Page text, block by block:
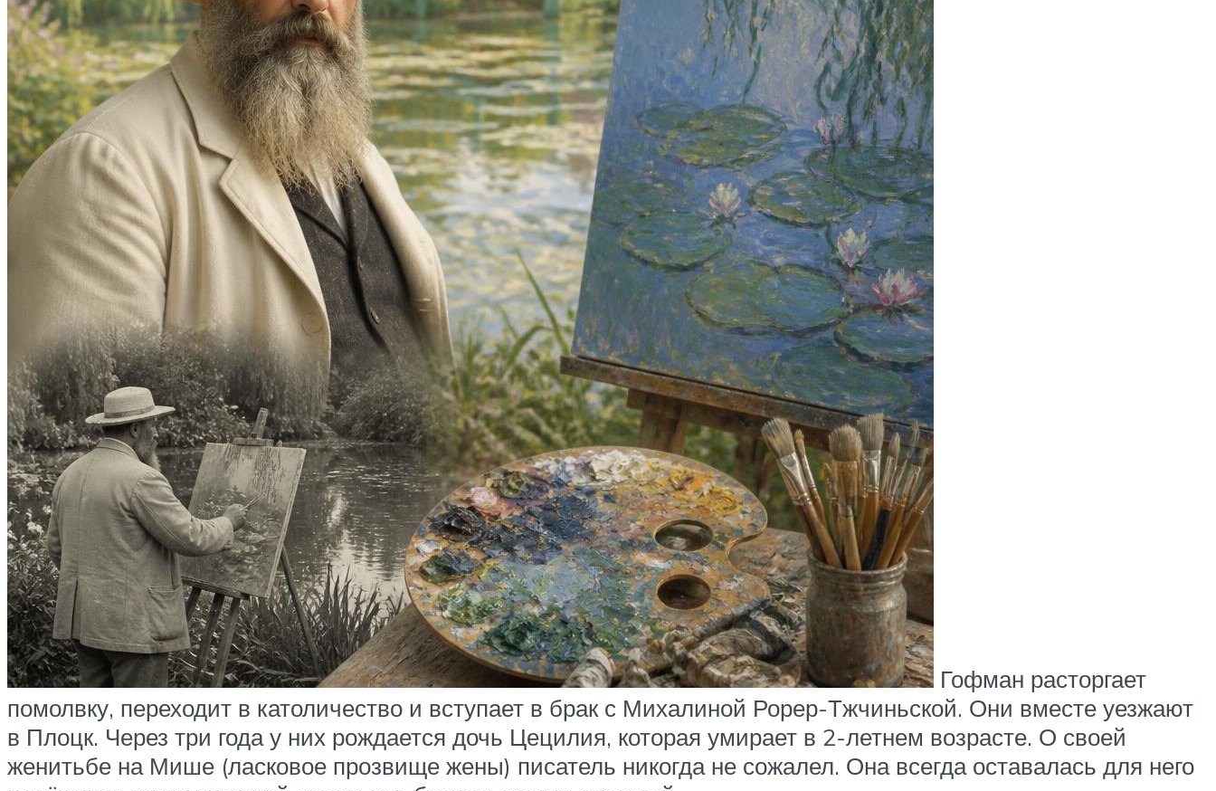
Гофман расторгает
помолвку, переходит в католичество и вступает в брак с Михалиной Рорер-Тжчиньской. Они вместе уезжают
в Плоцк. Через три года у них рождается дочь Цецилия, которая умирает в 2-летнем возрасте. О своей
женитьбе на Мише (ласковое прозвище жены) писатель никогда не сожалел. Она всегда оставалась для него